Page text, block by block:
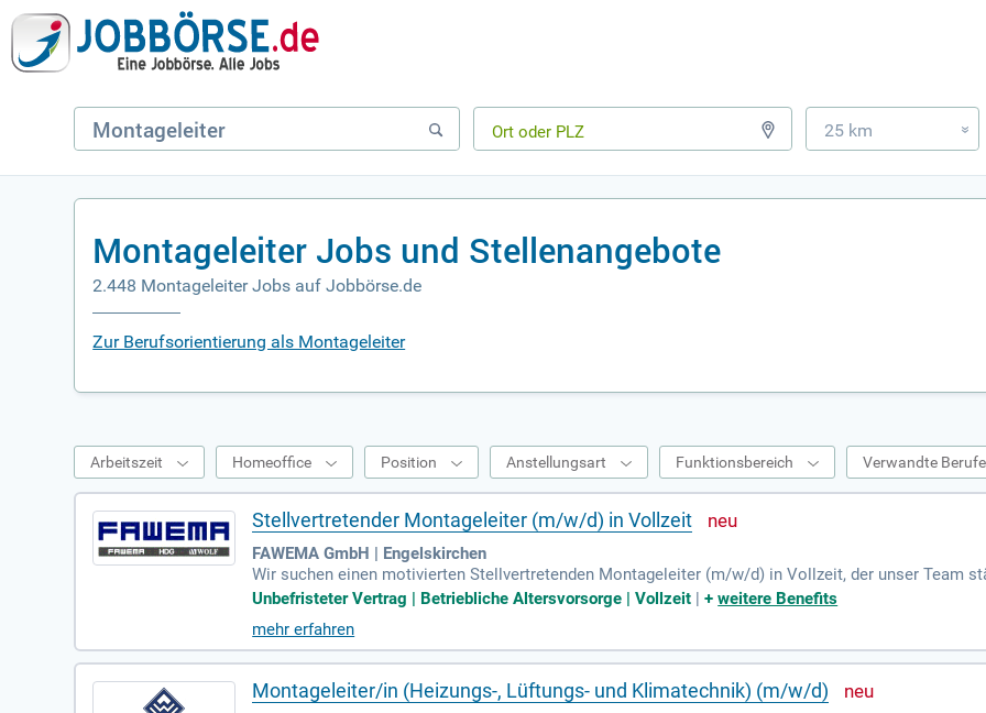
25 km »
Montageleiter Jobs und Stellenangebote
2.448 Montageleiter Jobs auf Jobbörse.de
Zur Berufsorientierung als Montageleiter
Arbeitszeit Homeoffice Position Anstellungsart Funktionsbereich Verwandte Berufe
Stellvertretender Montageleiter (m/w/d) in Vollzeit
FAWEMA GmbH | Engelskirchen
Wir suchen einen motivierten Stellvertretenden Montageleiter (m/w/d) in Vollzeit, der unser Team
sen die fachliche Führung und Koordination der Mitarbeitenden, um einen reibungslosen
chlossene Berufsausbildung als Elektroniker (m/w/d) oder eine vergleichbare Qualifikation mit,
Technisches Verständnis und Kenntnisse in KVP-Methoden sind vorteilhaft. In einem
wicklungsmöglichkeiten und kurze Entscheidungswege. Bewerben Sie sich jetzt und gestalten Sie
Unbefristeter Vertrag | Betriebliche Altersvorsorge | Vollzeit |+weitere Benefits
mehr erfahren
Montageleiter/in (Heizungs-, Lüftungs- und Klimatechnik) (m/w/d)